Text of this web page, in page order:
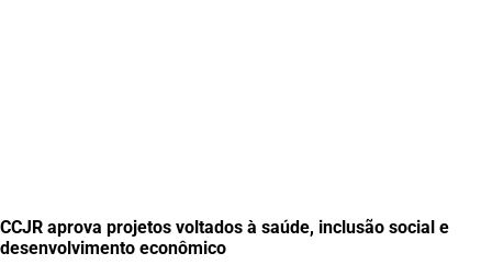
CCJR aprova projetos voltados à saúde, inclusão social e
desenvolvimento econômico